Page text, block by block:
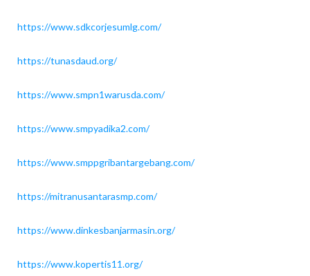
https://www.sdkcorjesumlg.com/
https://tunasdaud.org/
https://www.smpn1warusda.com/
https://www.smpyadika2.com/
https://www.smppgribantargebang.com/
https://mitranusantarasmp.com/
https://www.dinkesbanjarmasin.org/
https://www.kopertis11.org/